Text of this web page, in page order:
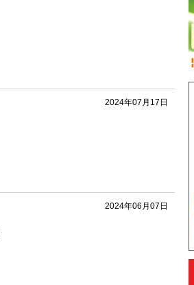
2024年07月17日
2024年06月07日